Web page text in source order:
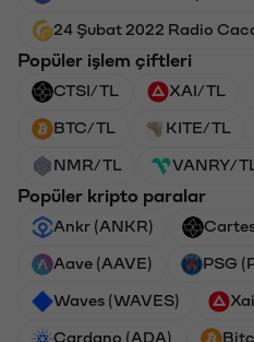
24 Şubat 2022 Radio
Popüler işlem çiftleri
CTSI/TL XAI/TL
BTC/TL KITE/TL
NMR/TL VANRY/TL
Popüler kripto paralar
Ankr (ANKR)
Aave (AAVE) PSG
Waves (WAVES)
Cardano (ADA)